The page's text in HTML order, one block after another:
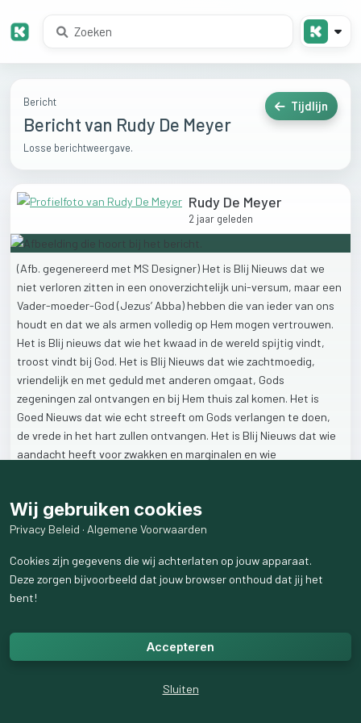
Bericht
Bericht van Rudy De Meyer
Losse berichtweergave.
Tijdlijn
Rudy De Meyer
2 jaar geleden
(Afb. gegenereerd met MS Designer) Het is Blij Nieuws dat we
niet verloren zitten in een onoverzichtelijk uni-versum, maar een
Vader-moeder-God (Jezus’ Abba) hebben die van iedervan ons
houdt en dat we als armen volledig op Hem mogen vertrouwen.
Het is Blij nieuws dat wie het kwaad in de wereld spijtig vindt,
troost vindt bij God. Het is Blij Nieuws dat wie zachtmoedig,
vriendelijk en met geduld met anderen omgaat, Gods
zegeningen zal ontvangen en bij Hem thuis zal komen. Het is
Goed Nieuws dat wie echt streeft om Gods verlangen te doen,
de vrede in het hart zullen ontvangen. Het is Blij Nieuws dat wie
aandacht heeft voorzwakken en marginalen en wie
gedachtenmaarongeveinsdkiestvoor
Godnabijzal weten.HetisBlijnieuws
wordt. Het iszelfsBlijNieuwsdatwievervolgdwordtomdat
leeftvolgensGodsver-langen,zekermag zijndatHijinGods
liefde
Wij gebruiken cookies
Privacy Beleid · Algemene Voorwaarden
Cookies zijn gegevens die wij achterlaten op jouw apparaat.
Deze zorgen bijvoorbeeld dat jouw browser onthoud dat jij het
bent!
Accepteren
Sluiten